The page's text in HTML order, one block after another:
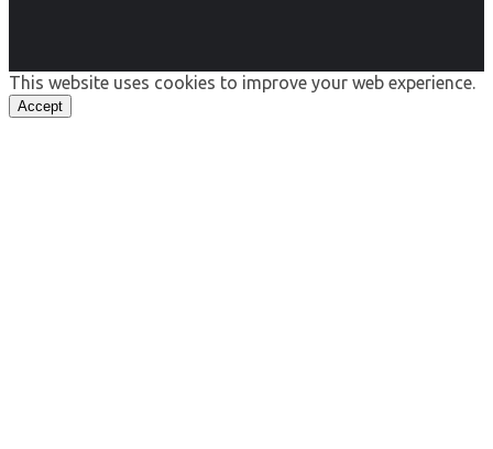
This website uses cookies to improve your web experience.
Accept